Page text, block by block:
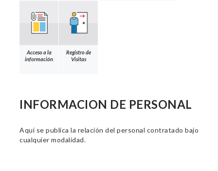
Acceso a la
información
Registro de
Visitas
INFORMACION DE PERSONAL
Aquí se publica la relación del personal contratado bajo
cualquier modalidad.